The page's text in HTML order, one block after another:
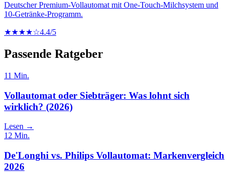
Deutscher Premium-Vollautomat mit One-Touch-Milchsystem und
10-Getränke-Programm.
★★★★☆4.4/5
Passende Ratgeber
11 Min.
Vollautomat oder Siebträger: Was lohnt sich
wirklich? (2026)
Lesen →
12 Min.
De'Longhi vs. Philips Vollautomat: Markenvergleich
2026